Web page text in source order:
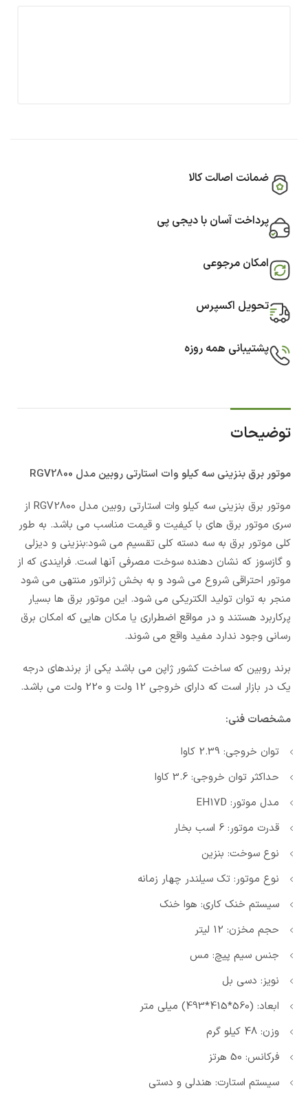
ضمانت اصالت کالا
پرداخت آسان با دیجی پی
امکان مرجوعی
تحویل اکسپرس
پشتیبانی همه روزه
توضیحات
موتور برق بنزینی سه کیلو وات استارتی روبین مدل RGV2800
موتور برق بنزینی سه کیلو وات استارتی روبین مدل RGV2800 از
سری موتور برق های با کیفیت و قیمت مناسب می باشد. به طور
کلی موتور برق به سه دسته کلی تقسیم می شود:بنزینی و دیزلی
و گازسوز که نشان دهنده سوخت مصرفی آنها است. فرایندی که از
موتور احتراقی شروع می شود و به بخش ژنراتور منتهی می شود
منجر به توان تولید الکتریکی می شود. این موتور برق ها بسیار
پرکاربرد هستند و در مواقع اضطراری یا مکان هایی که امکان برق
رسانی وجود ندارد مفید واقع می شوند.
برند روبین که ساخت کشور ژاپن می باشد یکی از برندهای درجه
یک در بازار است که دارای خروجی 12 ولت و 220 ولت می باشد.
مشخصات فنی:
توان خروجی: 2.39 کاوا
حداکثر توان خروجی: 3.6 کاوا
مدل موتور: EH17D
قدرت موتور: 6 اسب بخار
نوع سوخت: بنزین
نوع موتور: تک سیلندر چهار زمانه
سیستم خنک کاری: هوا خنک
حجم مخزن: 12 لیتر
جنس سیم پیچ: مس
نویز: دسی بل
ابعاد: (560*415*493) میلی متر
وزن: 48 کیلو گرم
فرکانس: 50 هرتز
سیستم استارت: هندلی و دستی